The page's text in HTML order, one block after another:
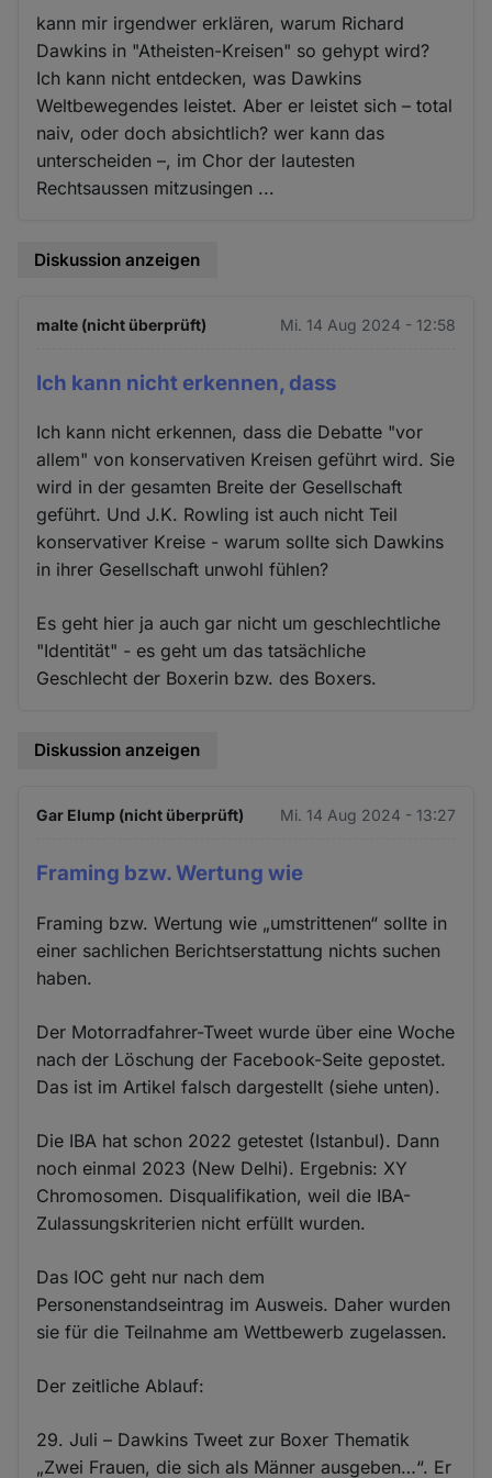
kann mir irgendwer erklären, warum Richard
Dawkins in "Atheisten-Kreisen" so gehypt wird?
Ich kann nicht entdecken, was Dawkins
Weltbewegendes leistet. Aber er leistet sich – total
naiv, oder doch absichtlich? wer kann das
unterscheiden –, im Chor der lautesten
Rechtsaussen mitzusingen ...
Diskussion anzeigen
malte (nicht überprüft) Mi. 14 Aug 2024 - 12:58
Ich kann nicht erkennen, dass
Ich kann nicht erkennen, dass die Debatte "vor
allem" von konservativen Kreisen geführt wird. Sie
wird in der gesamten Breite der Gesellschaft
geführt. Und J.K. Rowling ist auch nicht Teil
konservativer Kreise - warum sollte sich Dawkins
in ihrer Gesellschaft unwohl fühlen?
Es geht hier ja auch gar nicht um geschlechtliche
"Identität" - es geht um das tatsächliche
Geschlecht der Boxerin bzw. des Boxers.
Diskussion anzeigen
Gar Elump (nicht überprüft) Mi. 14 Aug 2024 - 13:27
Framing bzw. Wertung wie
Framing bzw. Wertung wie „umstrittenen“ sollte in
einer sachlichen Berichtserstattung nichts suchen
haben.
Der Motorradfahrer-Tweet wurde über eine Woche
nach der Löschung der Facebook-Seite gepostet.
Das ist im Artikel falsch dargestellt (siehe unten).
Die IBA hat schon 2022 getestet (Istanbul). Dann
noch einmal 2023 (New Delhi). Ergebnis: XY
Chromosomen. Disqualifikation, weil die IBA-
Zulassungskriterien nicht erfüllt wurden.
Das IOC geht nur nach dem
Personenstandseintrag im Ausweis. Daher wurden
sie für die Teilnahme am Wettbewerb zugelassen.
Der zeitliche Ablauf:
29. Juli – Dawkins Tweet zur Boxer Thematik
„Zwei Frauen, die sich als Männer ausgeben…“. Er